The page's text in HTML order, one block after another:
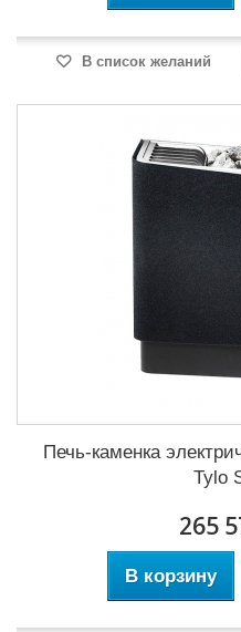
В список желаний
Печь-каменка
Tylo
265
В корзину